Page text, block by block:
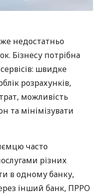
недостатньо
Бізнесу потрібна
швидке
розрахунків,
можливість
та мінімізувати
часто
різних
в одному банку,
інший банк, ПРРО